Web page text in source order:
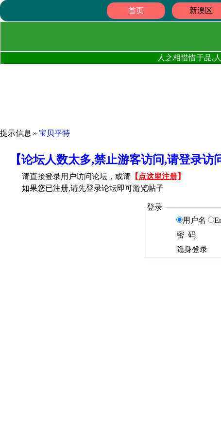
首页 新澳区
人之相惜惜于品,
提示信息 » 宝贝平特
【论坛人数太多,禁止游客访问,请登录
请直接登录用户访问论坛，或请 【 点这里注册】
如果您已注册,请先登录论坛即可游览帖子
登录
用户名
密 码
隐身登录